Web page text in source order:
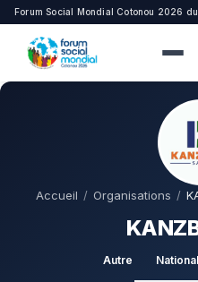
Forum Social Mondial Cotonou 2026
Accueil / Organisations /
Autre National